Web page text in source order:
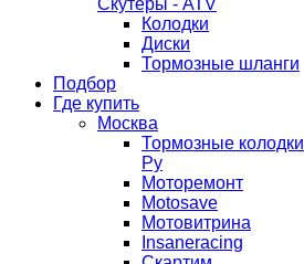
Колодки
Диски
Тормозные шланги
Подбор
Где купить
Москва
Тормозные колодки
Ру
Моторемонт
Motosave
Мотовитрина
Insaneracing